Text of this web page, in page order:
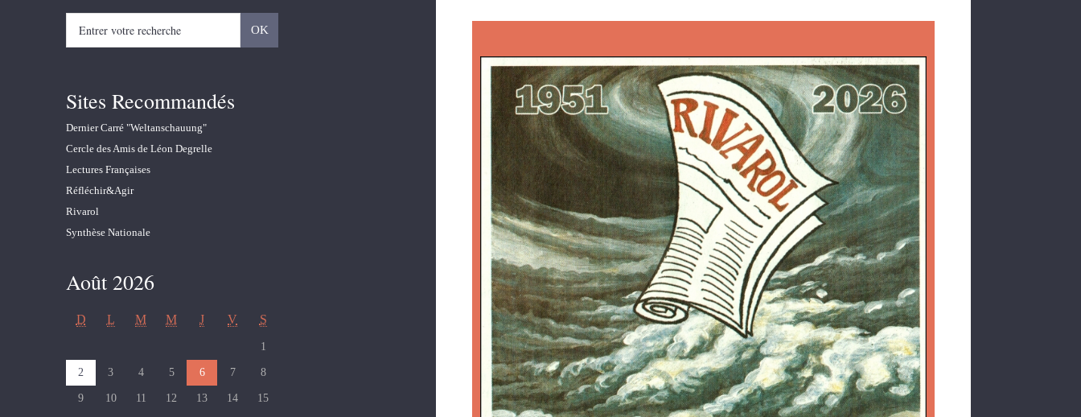
Sites Recommandés
Dernier Carré "Weltanschauung"
Cercle des Amis de Léon Degrelle
Lectures Françaises
Réfléchir&Agir
Rivarol
Synthèse Nationale
Août 2026
D L M M J V S
1
2 3 4 5 6 7 8
9 10 11 12 13 14 15